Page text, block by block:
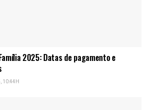
2025: Datas de pagamento e
10:44H